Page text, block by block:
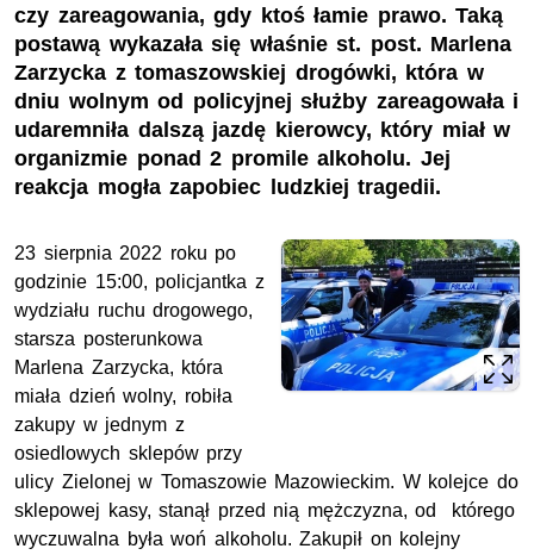
czy zareagowania, gdy ktoś łamie prawo. Taką
postawą wykazała się właśnie st. post. Marlena
Zarzycka z tomaszowskiej drogówki, która w
dniu wolnym od policyjnej służby zareagowała i
udaremniła dalszą jazdę kierowcy, który miał w
organizmie ponad 2 promile alkoholu. Jej
reakcja mogła zapobiec ludzkiej tragedii.
23 sierpnia 2022 roku po
godzinie 15:00, policjantka z
wydziału ruchu drogowego,
starsza posterunkowa
Marlena Zarzycka, która
miała dzień wolny, robiła
zakupy w jednym z
osiedlowych sklepów przy
ulicy Zielonej w Tomaszowie Mazowieckim. W kolejce do
sklepowej kasy, stanął przed nią mężczyzna, od którego
wyczuwalna była woń alkoholu. Zakupił on kolejny